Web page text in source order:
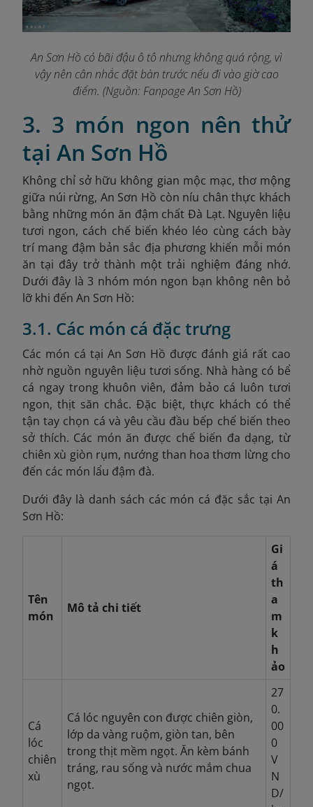
An Sơn Hồ có bãi đậu ô tô nhưng không quá rộng, vì
vậy nên cân nhắc đặt bàn trước nếu đi vào giờ cao
điểm. (Nguồn: Fanpage An Sơn Hồ)
3. 3 món ngon nên thử
tại An Sơn Hồ
Không chỉ sở hữu không gian mộc mạc, thơ mộng
giữa núi rừng, An Sơn Hồ còn níu chân thực khách
bằng những món ăn đậm chất Đà Lạt. Nguyên liệu
tươi ngon, cách chế biến khéo léo cùng cách bày
trí mang đậm bản sắc địa phương khiến mỗi món
ăn tại đây trở thành một trải nghiệm đáng nhớ.
Dưới đây là 3 nhóm món ngon bạn không nên bỏ
lỡ khi đến An Sơn Hồ:
3.1. Các món cá đặc trưng
Các món cá tại An Sơn Hồ được đánh giá rất cao
nhờ nguồn nguyên liệu tươi sống. Nhà hàng có bể
cá ngay trong khuôn viên, đảm bảo cá luôn tươi
ngon, thịt săn chắc. Đặc biệt, thực khách có thể
tận tay chọn cá và yêu cầu đầu bếp chế biến theo
sở thích. Các món ăn được chế biến đa dạng, từ
chiên xù giòn rụm, nướng than hoa thơm lừng cho
đến các món lẩu đậm đà.
Dưới đây là danh sách các món cá đặc sắc tại An
Sơn Hồ:
Tên
món
Mô tả chi tiết
Gi
á
th
a
m
k
h
ảo
Cá
lóc
chiên
xù
Cá lóc nguyên con được chiên giòn,
lớp da vàng ruộm, giòn tan, bên
trong thịt mềm ngọt. Ăn kèm bánh
tráng, rau sống và nước mắm chua
ngọt.
27
0.
00
0
V
N
D/